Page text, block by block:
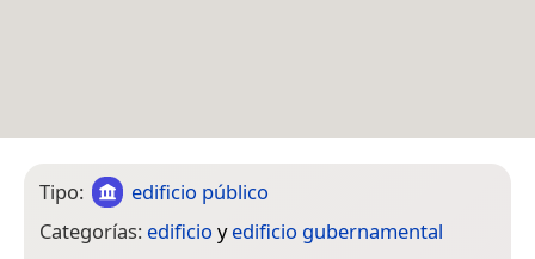
Tipo:
edificio público
Categorías: edificio yedificio gubernamental